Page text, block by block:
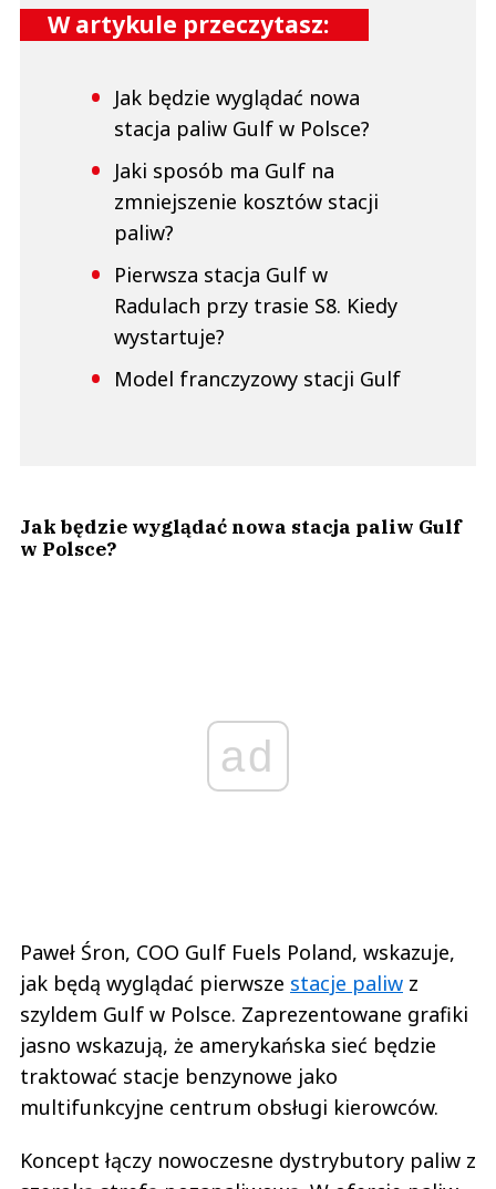
W artykule przeczytasz:
Jak będzie wyglądać nowa
stacja paliw Gulf w Polsce?
Jaki sposób ma Gulf na
zmniejszenie kosztów stacji
paliw?
Pierwsza stacja Gulf w
Radulach przy trasie S8. Kiedy
wystartuje?
Model franczyzowy stacji Gulf
Jak będzie wyglądać nowa stacja paliw Gulf
w Polsce?
ad
Paweł Śron, COO Gulf Fuels Poland, wskazuje,
jak będą wyglądać pierwsze stacje paliw z
szyldem Gulf w Polsce. Zaprezentowane grafiki
jasno wskazują, że amerykańska sieć będzie
traktować stacje benzynowe jako
multifunkcyjne centrum obsługi kierowców.
Koncept łączy nowoczesne dystrybutory paliw z